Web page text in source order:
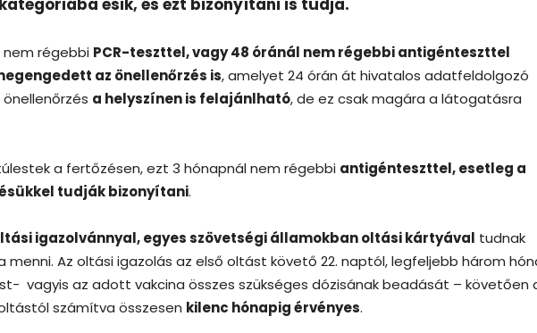
nem régebbi PCR-teszttel, vagy 48 óránál nem régebbi antigénteszttel
az önellenőrzés is, amelyet 24 órán át hivatalos adatfeldolgozó
a helyszínen is felajánlható, de ez csak magára a látogatásra
a fertőzésen, ezt 3 hónapnál nem régebbi antigénteszttel, esetleg a
tudják bizonyítani.
igazolvánnyal, egyes szövetségi államokban oltási kártyával tudnak
Az oltási igazolás az első oltást követő 22. naptól, legfeljebb három
vagyis az adott vakcina összes szükséges dózisának beadását – követően
számítva összesen kilenc hónapig érvényes.